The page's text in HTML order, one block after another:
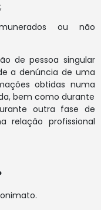
ou não
de pessoa singular
a denúncia de uma
obtidas numa
bem como durante
outra fase de
relação profissional